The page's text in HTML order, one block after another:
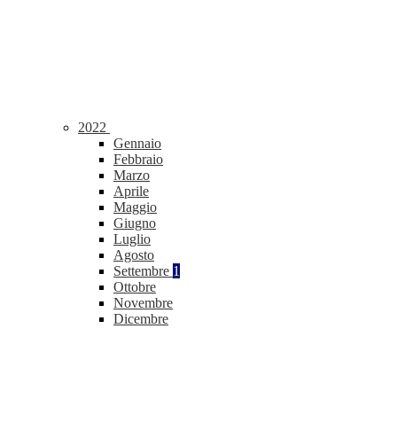
2022
Gennaio
Febbraio
Marzo
Aprile
Maggio
Giugno
Luglio
Agosto
Settembre 1
Ottobre
Novembre
Dicembre